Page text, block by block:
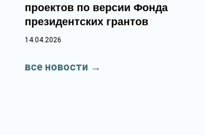
проектов по версии Фонда
президентских грантов
14.04.2026
все новости →